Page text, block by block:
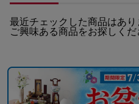
最近チェックした商品はあり
ご興味ある商品をお探しくだ